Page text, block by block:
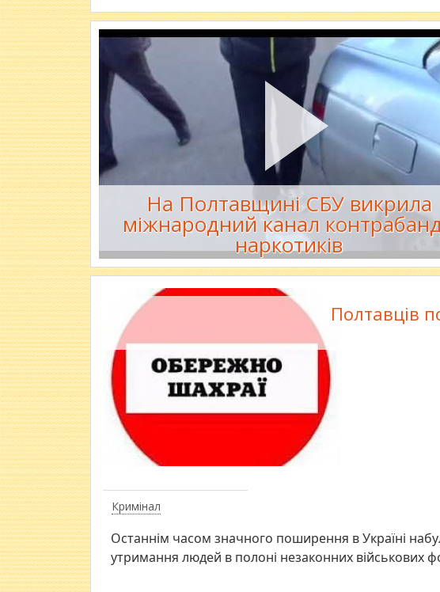
На Полтавщині СБУ викрила
міжнародний канал
наркотиків
Кримінал
Полтавців
Останнім часом значного поширення в Україні
утримання людей в полоні незаконних військових